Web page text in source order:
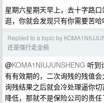
星期六星期天早上，去十字路
逛，你就会发现只有你需要苦
Replied to a topic by
还是强行走全损
@KOMA1NIUJUNSHENG 听到
有有效期的，二次询残的残值
询残结果之后就会冷处理逼你
降低，那就不是保险公司的责